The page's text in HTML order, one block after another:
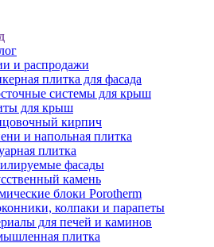
и распродажи
плитка для фасада
системы для крыш
для крыш
кирпич
и напольная плитка
плитка
фасады
камень
блоки Porotherm
колпаки и парапеты
для печей и каминов
плитка